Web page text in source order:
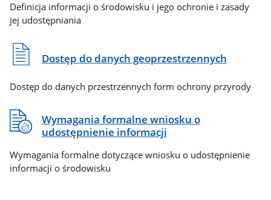
Definicja informacji o środowisku i jego ochronie i zasady
jej udostępniania
Dostęp do danych geoprzestrzennych
Dostęp do danych przestrzennych form ochrony przyrody
Wymagania formalne wniosku o
udostępnienie informacji
Wymagania formalne dotyczące wniosku o udostępnienie
informacji o środowisku